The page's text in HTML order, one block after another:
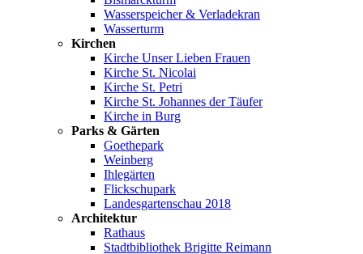
Wasserspeicher & Verladekran
Wasserturm
Kirchen
Kirche Unser Lieben Frauen
Kirche St. Nicolai
Kirche St. Petri
Kirche St. Johannes der Täufer
Kirche in Burg
Parks & Gärten
Goethepark
Weinberg
Ihlegärten
Flickschupark
Landesgartenschau 2018
Architektur
Rathaus
Stadtbibliothek Brigitte Reimann